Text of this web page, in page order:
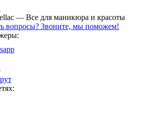
— Все для маникюра и красоты
вопросы? Звоните, мы поможем!